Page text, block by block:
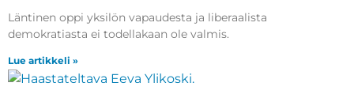
Läntinen oppi yksilön vapaudesta ja liberaalista
demokratiasta ei todellakaan ole valmis.
Lue artikkeli »